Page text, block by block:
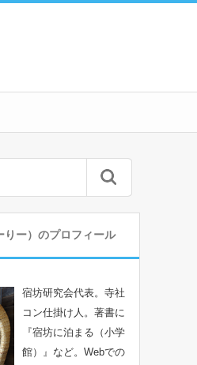
りー）のプロフィール
宿坊研究会代表。寺社
コン仕掛け人。著書に
『宿坊に泊まる（小学
館）』など。Webでの